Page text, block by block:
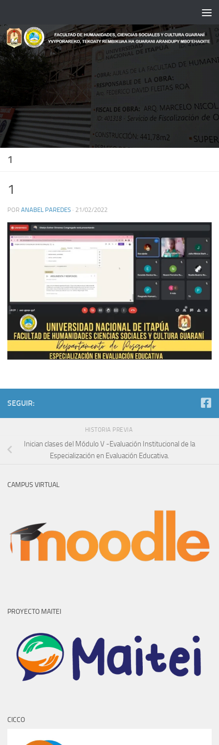
1
1
POR ANABEL PAREDES · 21/02/2022
SEGUIR:
HISTORIA PREVIA
Inician clases del Módulo V -Evaluación Institucional de la
Especialización en Evaluación Educativa.
CAMPUS VIRTUAL
PROYECTO MAITEI
CICCO